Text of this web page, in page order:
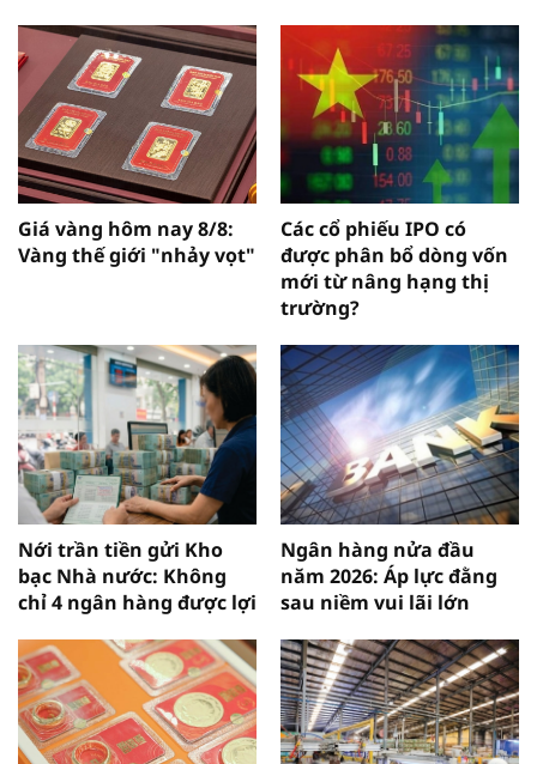
Giá vàng hôm nay 8/8:
Vàng thế giới "nhảy vọt"
Các cổ phiếu IPO có
được phân bổ dòng vốn
mới từ nâng hạng thị
trường?
Nới trần tiền gửi Kho
bạc Nhà nước: Không
chỉ 4 ngân hàng được lợi
Ngân hàng nửa đầu
năm 2026: Áp lực đằng
sau niềm vui lãi lớn